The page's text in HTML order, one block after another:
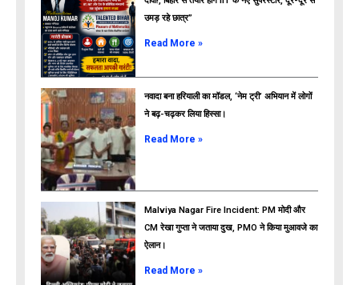
ads
उमड़ रहे छात्र”
Read More »
नवादा बना हरियाली का मॉडल, ‘नेम ट्री’ अभियान में लोगों
ने बढ़-चढ़कर लिया हिस्सा।
Read More »
Malviya Nagar Fire Incident: PM मोदी और
CM रेखा गुप्ता ने जताया दुख, PMO ने किया मुआवजे का
ऐलान।
Read More »